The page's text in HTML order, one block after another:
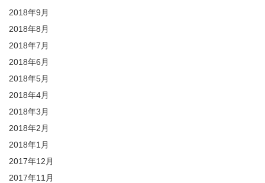
2018年9月
2018年8月
2018年7月
2018年6月
2018年5月
2018年4月
2018年3月
2018年2月
2018年1月
2017年12月
2017年11月